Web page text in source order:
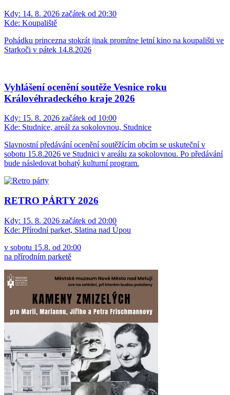
Kdy: 14. 8. 2026 začátek od 20:30
Kde: Koupaliště
Pohádku princezna stokrát jinak promítne letní kino na koupališti ve
Starkoči v pátek 14.8.2026
Vyhlášení ocenění soutěže Vesnice roku
Královéhradeckého kraje 2026
Kdy: 15. 8. 2026 začátek od 10:00
Kde: Studnice, areál za sokolovnou, Studnice
Slavnostní předávání ocenění soutěžícím obcím se uskuteční v
sobotu 15.8.2026 ve Studnici v areálu za sokolovnou. Po předávání
bude následovat bohatý kulturní program.
RETRO PÁRTY 2026
Kdy: 15. 8. 2026 začátek od 20:00
Kde: Přírodní parket, Slatina nad Úpou
v sobotu 15.8. od 20:00
na přírodním parketě